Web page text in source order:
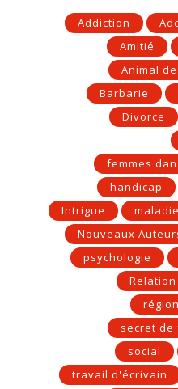
Addiction
Amitié
Animal
Barbarie
Divorce
femmes
handicap
Intrigue
maladie
Nouveaux
psychologie
secret de
social
travail d'écrivain